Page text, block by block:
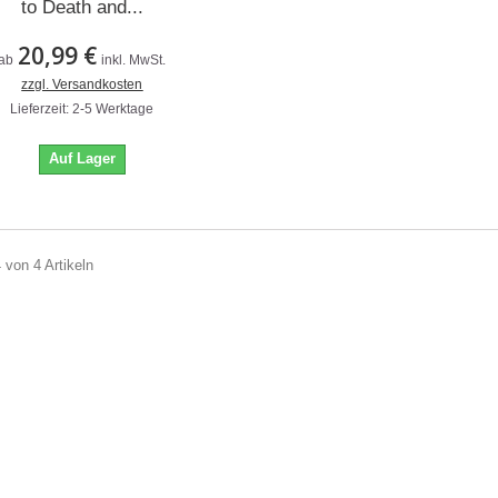
to Death and...
20,99 € inkl. MwSt.
zzgl. Versandkosten
Lieferzeit: 2-5 Werktage
Auf Lager
von 4 Artikeln